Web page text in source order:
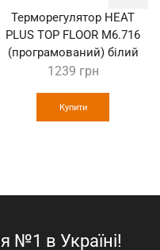
Терморегулятор HEAT
PLUS TOP FLOOR M6.716
(програмований) білий
1239 грн
Купити
№1 в Україні!